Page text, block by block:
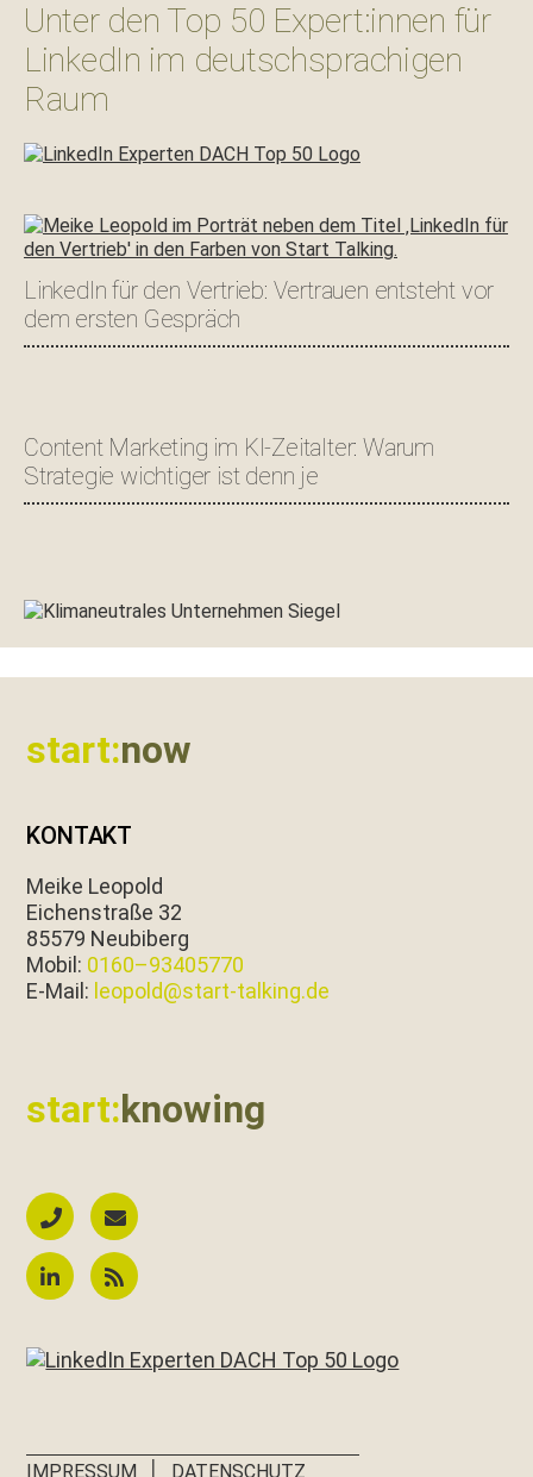
Unter den Top 50 Expert:innen für
LinkedIn im deutschsprachigen
Raum
LinkedIn für den Vertrieb: Vertrauen entsteht vor
dem ersten Gespräch
Content Marketing im KI-Zeitalter: Warum
Strategie wichtiger ist denn je
start:now
KONTAKT
Meike Leopold
Eichen­straße 32
85579 Neubiberg
Mobil: 0160–93405770
E‑Mail: leopold@start-talking.de
start:knowing
IMPRESSUM DATENSCHUTZ